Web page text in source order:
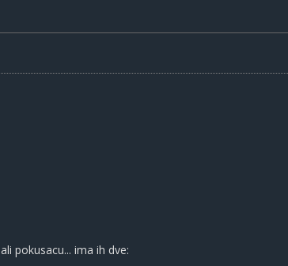
ali pokusacu... ima ih dve: